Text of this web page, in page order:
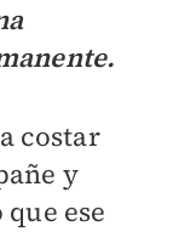
costar
y
ese